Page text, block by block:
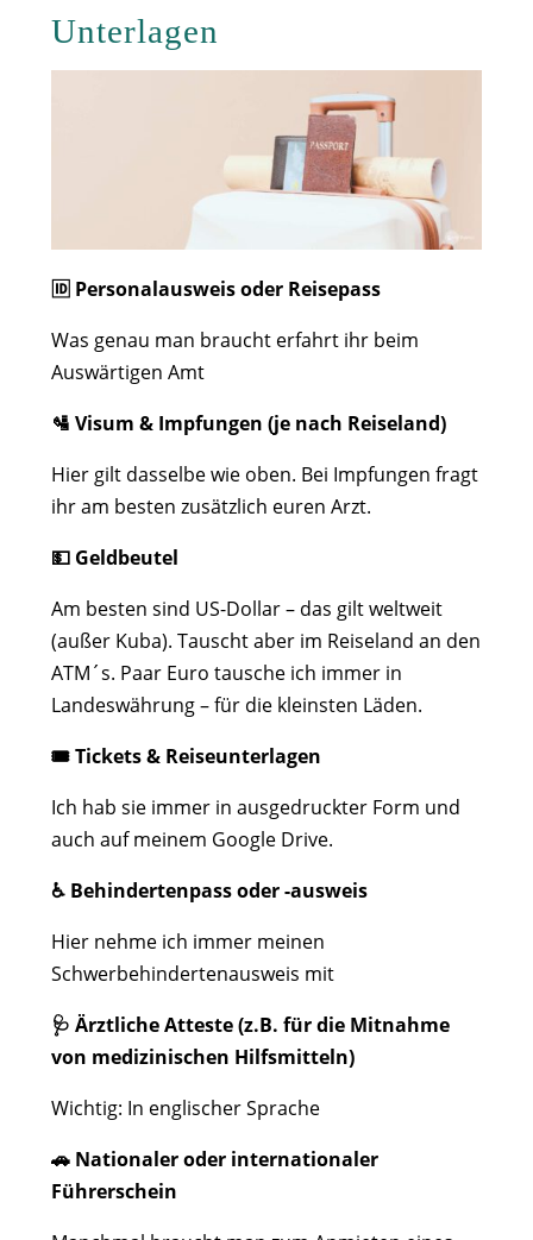
Unterlagen
🆔 Personalausweis oder Reisepass
Was genau man braucht erfahrt ihr beim
Auswärtigen Amt
🛂 Visum & Impfungen (je nach Reiseland)
Hier gilt dasselbe wie oben. Bei Impfungen fragt
ihr am besten zusätzlich euren Arzt.
💵 Geldbeutel
Am besten sind US-Dollar – das gilt weltweit
(außer Kuba). Tauscht aber im Reiseland an den
ATM´s. Paar Euro tausche ich immer in
Landeswährung – für die kleinsten Läden.
🎟️ Tickets & Reiseunterlagen
Ich hab sie immer in ausgedruckter Form und
auch auf meinem Google Drive.
♿ Behindertenpass oder -ausweis
Hier nehme ich immer meinen
Schwerbehindertenausweis mit
🩺 Ärztliche Atteste (z.B. für die Mitnahme
von medizinischen Hilfsmitteln)
Wichtig: In englischer Sprache
🚗 Nationaler oder internationaler
Führerschein